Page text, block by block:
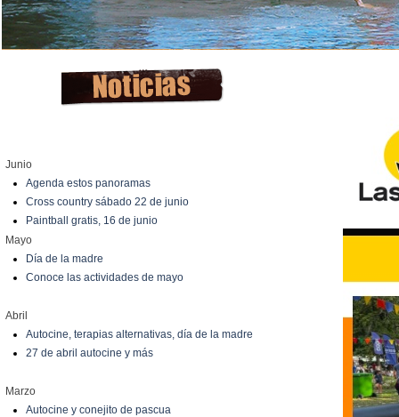
Junio
Agenda estos panoramas
Cross country sábado 22 de junio
Paintball gratis, 16 de junio
Mayo
Día de la madre
Conoce las actividades de mayo
Abril
Autocine, terapias alternativas, día de la madre
27 de abril autocine y más
Marzo
Autocine y conejito de pascua